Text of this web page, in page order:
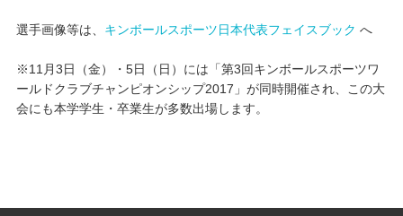
選手画像等は、 キンボールスポーツ日本代表フェイスブック へ
※11月3日（金）・5日（日）には「第3回キンボールスポーツワ
ールドクラブチャンピオンシップ2017」が同時開催され、この大
会にも本学学生・卒業生が多数出場します。